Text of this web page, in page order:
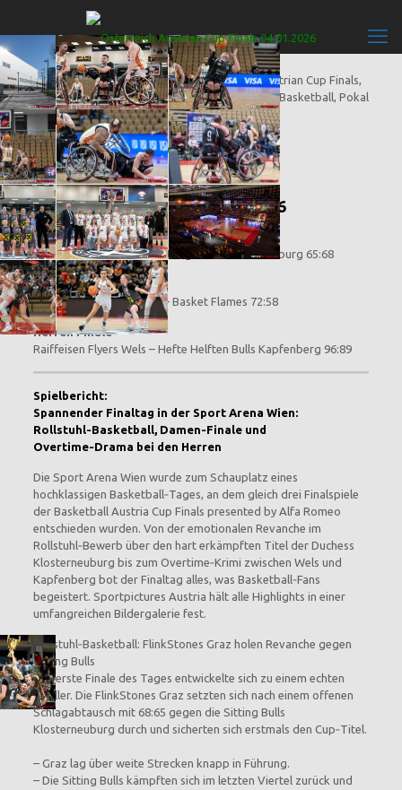
Inhaltsverzeichnis
Austrian Cup Finals 04.01.2026
Austrian Cup Finals 04.01.2026
Rollstuhl Finale
8TF FlinkStones Graz – Sitting Bulls Klosterneuburg 65:68
Damen Finale
Duchess Klosterneuburg – Basket Flames 72:58
Herren Finale
Raiffeisen Flyers Wels – Hefte Helften Bulls Kapfenberg 96:89
Spielbericht:
Spannender Finaltag in der Sport Arena Wien:
Rollstuhl‑Basketball, Damen‑Finale und
Overtime‑Drama bei den Herren
Die Sport Arena Wien wurde zum Schauplatz eines
hochklassigen Basketball‑Tages, an dem gleich drei Finalspiele
der Basketball Austria Cup Finals presented by Alfa Romeo
entschieden wurden. Von der emotionalen Revanche im
Rollstuhl‑Bewerb über den hart erkämpften Titel der Duchess
Klosterneuburg bis zum Overtime‑Krimi zwischen Wels und
Kapfenberg bot der Finaltag alles, was Basketball‑Fans
begeistert. Sportpictures Austria hält alle Highlights in einer
umfangreichen Bildergalerie fest.
Rollstuhl‑Basketball: FlinkStones Graz holen Revanche gegen
Sitting Bulls
Das erste Finale des Tages entwickelte sich zu einem echten
Thriller. Die FlinkStones Graz setzten sich nach einem offenen
Schlagabtausch mit 68:65 gegen die Sitting Bulls
Klosterneuburg durch und sicherten sich erstmals den Cup‑Titel.
– Graz lag über weite Strecken knapp in Führung.
– Die Sitting Bulls kämpften sich im letzten Viertel zurück und